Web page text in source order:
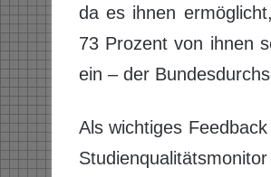
da es ihnen
73 Prozent von ihnen
ein – der
Als wichtiges